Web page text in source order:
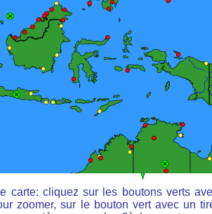
carte: cliquez sur les boutons verts
zoomer, sur le bouton vert avec un